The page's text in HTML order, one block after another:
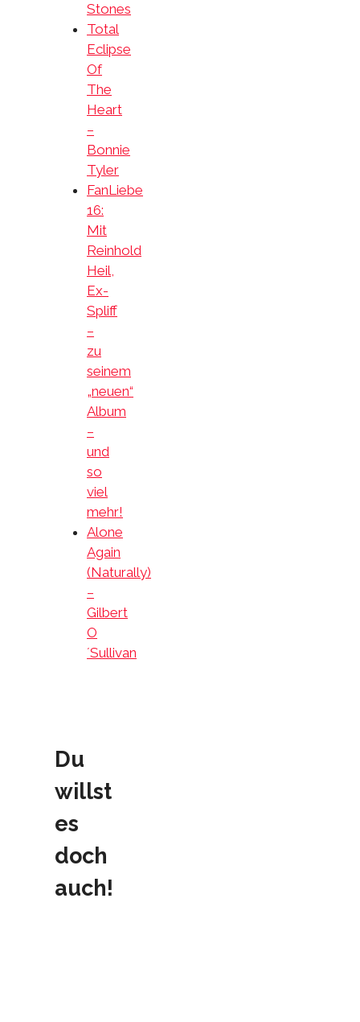
Stones
Total
Eclipse
Of
The
Heart
–
Bonnie
Tyler
FanLiebe
16:
Mit
Reinhold
Heil,
Ex-
Spliff
–
zu
seinem
„neuen“
Album
–
und
so
viel
mehr!
Alone
Again
(Naturally)
–
Gilbert
O
´Sullivan
Du
willst
es
doch
auch!